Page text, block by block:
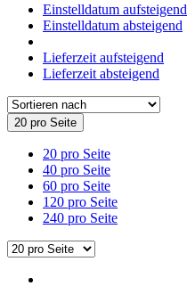
Einstelldatum aufsteigend
Einstelldatum absteigend
Lieferzeit aufsteigend
Lieferzeit absteigend
20 pro Seite
20 pro Seite
40 pro Seite
60 pro Seite
120 pro Seite
240 pro Seite